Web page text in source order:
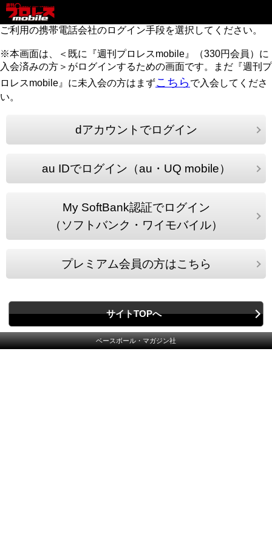
ご利用の携帯電話会社のログイン手段を選択してください。
※本画面は、＜既に『週刊プロレスmobile』（330円会員）に
入会済みの方＞がログインするための画面です。まだ『週刊プ
ロレスmobile』に未入会の方はまずこちら で入会してくださ
い。
dアカウントでログイン
au IDでログイン（au・UQ mobile）
My SoftBank認証でログイン
（ソフトバンク・ワイモバイル）
プレミアム会員の方はこちら
サイトTOPへ
ベースボール・マガジン社